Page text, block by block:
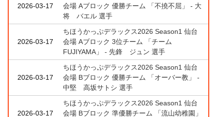
2026-03-17
会場 Aブロック 優勝チーム 「不撓不屈」 - 大
将 バエル 選手
2026-03-17
ちほうかっぷデラックス2026 Season1 仙台
会場 Aブロック 3位チーム 「チーム
FUJIYAMA」 - 先鋒 ジュン 選手
2026-03-17
ちほうかっぷデラックス2026 Season1 仙台
会場 Bブロック 優勝チーム 「オーバー教」 -
中堅 高坂サトシ 選手
2026-03-17
ちほうかっぷデラックス2026 Season1 仙台
会場 Bブロック 準優勝チーム 「流山幼稚園」